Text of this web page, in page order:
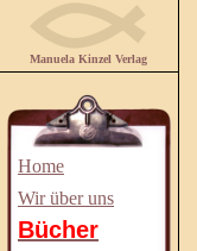
Manuela Kinzel Verlag
Home
Wir über uns
Bücher